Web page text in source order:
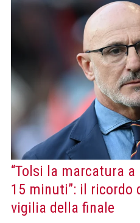
“Tolsi la marcatura
15 minuti”: il ricordo
vigilia della finale